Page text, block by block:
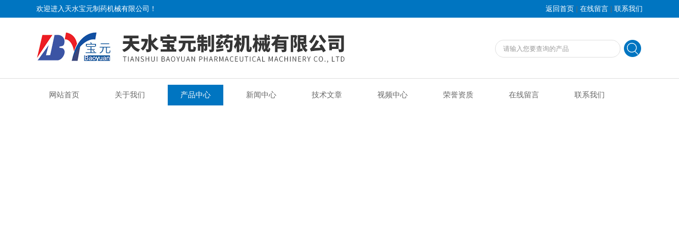
欢迎进入天水宝元制药机械有限公司！ 返回首页 | 在线留言 | 联系我们
网站首页 关于我们 产品中心 新闻中心 技术文章 视频中心 荣誉资质 在线留言 联系我们